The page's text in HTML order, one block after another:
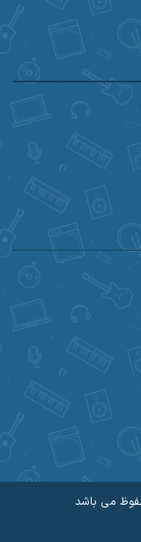
دریادل
علیانی
فتحیمی باشد